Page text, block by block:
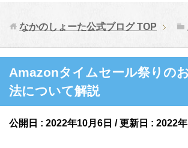
なかのしょーた公式ブログTOP
Amazonタイムセール祭りの
法について解説
公開日 : 2022年10月6日 / 更新日 : 2022